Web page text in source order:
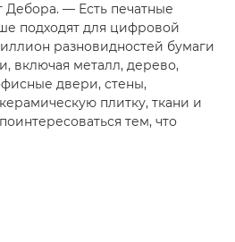
Дебора. — Есть печатные
подходят для цифровой
разновидностей бумаги
включая металл, дерево,
двери, стены,
плитку, ткани и
тем, что